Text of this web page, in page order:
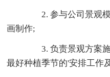
2. 参与公司景观模
画制作;
3. 负责景观方案施
最好种植季节的'安排工作